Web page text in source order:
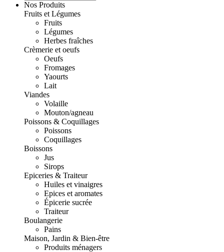
Nos Produits
Fruits et Légumes
Fruits
Légumes
Herbes fraîches
Crèmerie et oeufs
Oeufs
Fromages
Yaourts
Lait
Viandes
Volaille
Mouton/agneau
Poissons & Coquillages
Poissons
Coquillages
Boissons
Jus
Sirops
Epiceries & Traiteur
Huiles et vinaigres
Epices et aromates
Épicerie sucrée
Traiteur
Boulangerie
Pains
Maison, Jardin & Bien-être
Produits ménagers